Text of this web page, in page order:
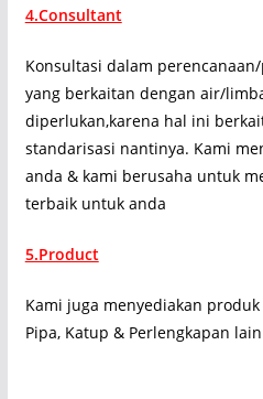
4.Consultant
Konsultasi dalam
yang berkaitan dengan air/
diperlukan,karena hal ini
standarisasi nantinya. Kami
anda & kami berusaha untuk
terbaik untuk anda
5.Product
Kami juga menyediakan
Pipa, Katup & Perlengkapan